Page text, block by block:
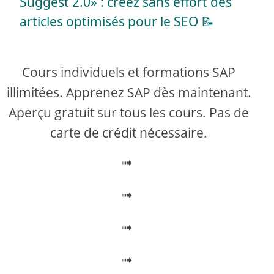
V
i
e
o
articles optimisés pour le SEO 📝
Cours individuels et formations SAP
illimitées. Apprenez SAP dès maintenant.
Aperçu gratuit sur tous les cours. Pas de
carte de crédit nécessaire.
➟
➟
➟
➟